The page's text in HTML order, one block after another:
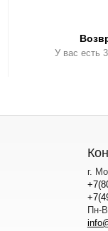
У вас есть
г.
Пн-